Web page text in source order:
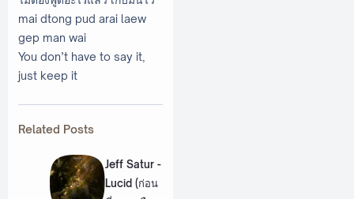
mai dtong pud arai laew
gep man wai
You don’t have to say it,
just keep it
Related Posts
Jeff Satur -
Lucid (ก่อน